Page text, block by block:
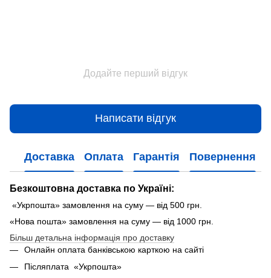
Додайте перший відгук
Написати відгук
Доставка Оплата Гарантія Повернення
Безкоштовна доставка по Україні:
«Укрпошта» замовлення на суму — від 500 грн.
«Нова пошта» замовлення на суму — від 1000 грн.
Більш детальна інформація про доставку
Онлайн оплата банківською карткою на сайті
Післяплата «Укрпошта»